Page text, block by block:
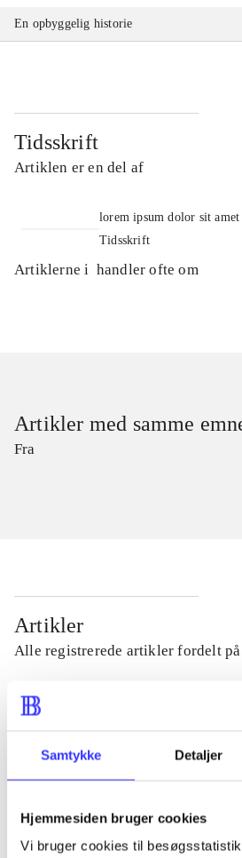
Samtykke Detaljer
Hjemmesiden bruger cookies
Vi bruger cookies til
En opbyggelig historie
Tidsskrift
Artiklen er en del af
lorem ipsum dolor sit
Tidsskrift
Artiklerne i handler ofte om
Artikler med samme
Fra
Artikler
Alle registrerede artikler fordelt
...
...